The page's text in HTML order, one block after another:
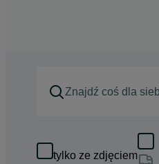
tylko ze zdjęciem